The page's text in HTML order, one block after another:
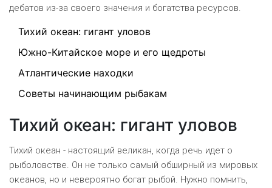
дебатов из-за своего значения и богатства ресурсов.
Тихий океан: гигант уловов
Южно-Китайское море и его щедроты
Атлантические находки
Советы начинающим рыбакам
Тихий океан: гигант уловов
Тихий океан - настоящий великан, когда речь идет о
рыболовстве. Он не только самый обширный из мировых
океанов, но и невероятно богат рыбой. Нужно помнить,